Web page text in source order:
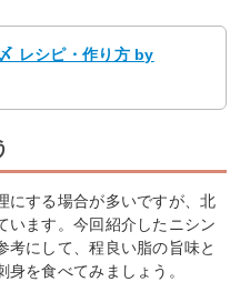
レシピ・作り方 by
にする場合が多いですが、北
います。今回紹介したニシン
にして、程良い脂の旨味と
を食べてみましょう。